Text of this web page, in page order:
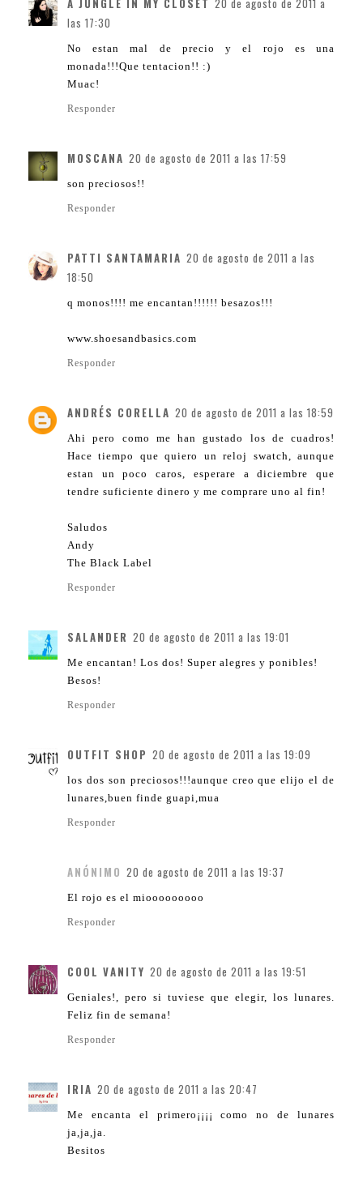
A JUNGLE IN MY CLOSET 20 de agosto de 2011 a
las 17:30
No estan mal de precio y el rojo es una
monada!!!Que tentacion!! :)
Muac!
Responder
MOSCANA 20 de agosto de 2011 a las 17:59
son preciosos!!
Responder
PATTI SANTAMARIA 20 de agosto de 2011 a las
18:50
q monos!!!! me encantan!!!!!! besazos!!!
www.shoesandbasics.com
Responder
ANDRÉS CORELLA 20 de agosto de 2011 a las 18:59
Ahi pero como me han gustado los de cuadros!
Hace tiempo que quiero un reloj swatch, aunque
estan un poco caros, esperare a diciembre que
tendre suficiente dinero y me comprare uno al fin!
Saludos
Andy
The Black Label
Responder
SALANDER 20 de agosto de 2011 a las 19:01
Me encantan! Los dos! Super alegres y ponibles!
Besos!
Responder
OUTFIT SHOP 20 de agosto de 2011 a las 19:09
los dos son preciosos!!!aunque creo que elijo el de
lunares,buen finde guapi,mua
Responder
ANÓNIMO 20 de agosto de 2011 a las 19:37
El rojo es el miooooooooo
Responder
COOL VANITY 20 de agosto de 2011 a las 19:51
Geniales!, pero si tuviese que elegir, los lunares.
Feliz fin de semana!
Responder
IRIA 20 de agosto de 2011 a las 20:47
Me encanta el primero¡¡¡¡ como no de lunares
ja,ja,ja.
Besitos